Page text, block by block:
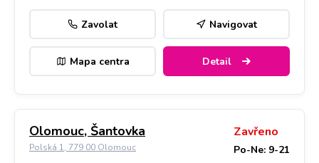
Zavolat Navigovat
Mapa centra Detail
Olomouc, Šantovka
Polská 1, 779 00 Olomouc
Zavřeno
Po-Ne: 9-21